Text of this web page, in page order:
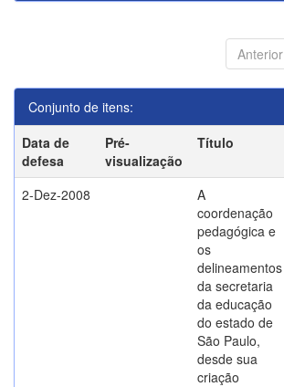
Anterior
Conjunto de itens:
Data de
defesa
Pré-
visualização
Título
2-Dez-2008
A
coordenação
pedagógica e
os
delineamentos
da secretaria
da educação
do estado de
São Paulo,
desde sua
criação